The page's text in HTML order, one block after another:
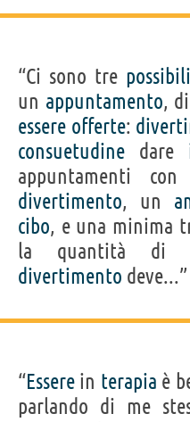
“Ci sono tre possibili
un appuntamento,
essere offerte:
consuetudine dare
appuntamenti
divertimento, un
cibo, e una minima
la quantità di
divertimento deve...”
“Essere in terapia è
parlando di me